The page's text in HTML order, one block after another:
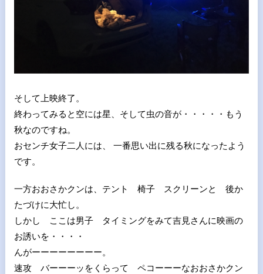
そして上映終了。
終わってみると空には星、そして虫の音が・・・・・もう
秋なのですね。
おセンチ女子二人には、 一番思い出に残る秋になったよう
です。
一方おおさかクンは、テント 椅子 スクリーンと 後か
たづけに大忙し。
しかし ここは男子 タイミングをみて吉見さんに映画の
お誘いを・・・・
んがーーーーーーーー。
速攻 バーーーッをくらって ペコーーーなおおさかクン